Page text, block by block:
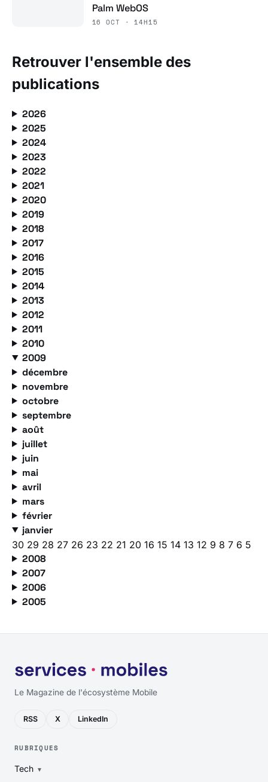
Palm WebOS
16 OCT · 14H15
Retrouver l'ensemble des
publications
2026
2025
2024
2023
2022
2021
2020
2019
2018
2017
2016
2015
2014
2013
2012
2011
2010
2009
décembre
novembre
octobre
septembre
août
juillet
juin
mai
avril
mars
février
janvier
30 29 28 27 26 23 22 21 20 16 15 14 13 12 9 8 7 6 5
2008
2007
2006
2005
Le Magazine de l'écosystème Mobile
RSS X LinkedIn
RUBRIQUES
Tech